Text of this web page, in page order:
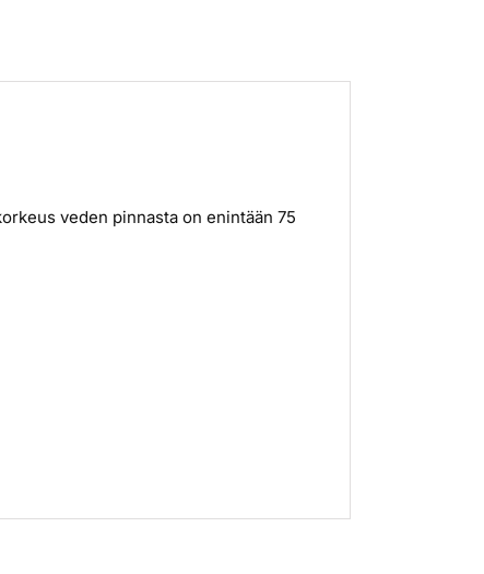
veden pinnasta on enintään 75